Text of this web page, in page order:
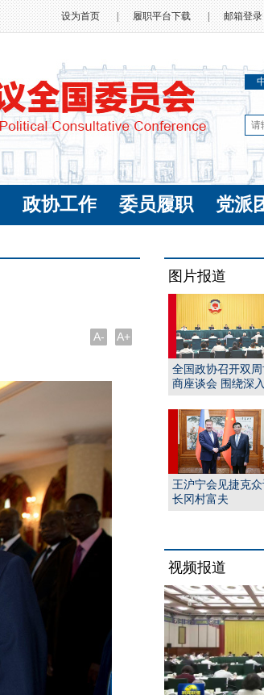
设为首页 履职平台下载 | 邮箱登录
政协工作 委员履职 党派
A- A+
图片报道
全国政协召开双
商座谈会 围绕深
动...
王沪宁会见捷克众
长冈村富夫
视频报道